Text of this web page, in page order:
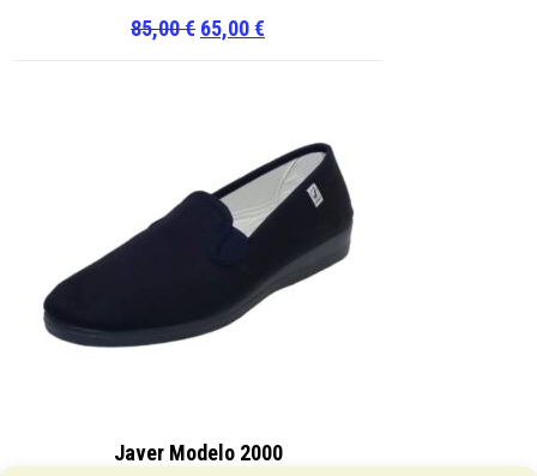
85,00€ El
85,00 €.
65,00€
65,00 €.
Javer Modelo 2000